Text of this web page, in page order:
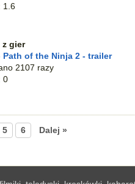
1.6
z gier
Path of the Ninja 2 - trailer
2107 razy
0
5 6 Dalej »